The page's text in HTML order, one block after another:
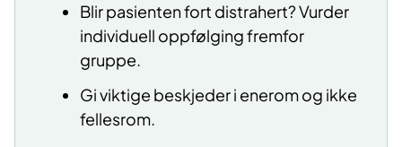
Blir pasienten fort distrahert? Vurder
individuell oppfølging fremfor
gruppe.
Gi viktige beskjeder i enerom og ikke
fellesrom.